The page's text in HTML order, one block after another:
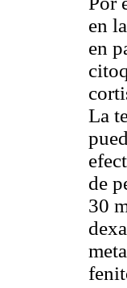
en
en
La
de
30